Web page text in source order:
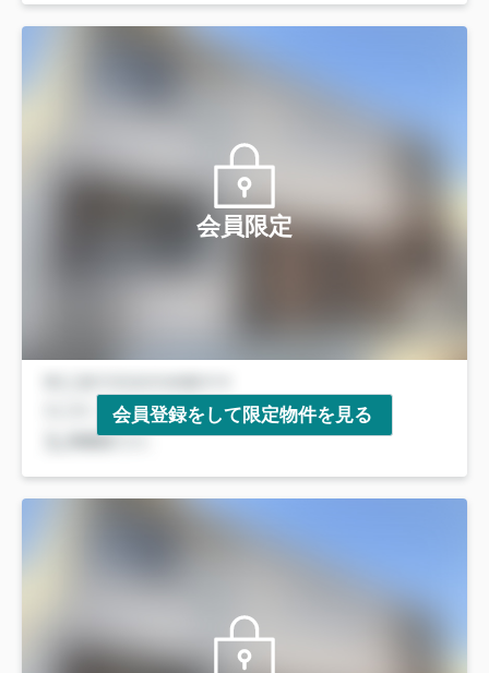
会員限定
会員登録をして限定物件を見る